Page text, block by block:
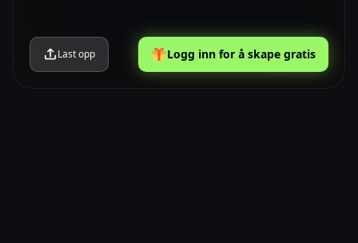
Last opp Logg inn for å skape gratis